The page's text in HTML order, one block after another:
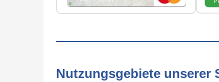
Nutzungsgebiete unserer